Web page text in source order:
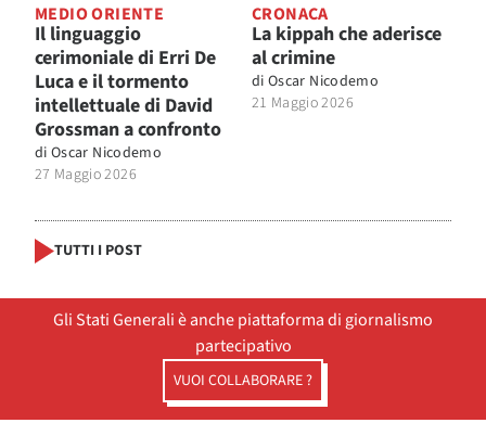
MEDIO ORIENTE
Il linguaggio
cerimoniale di Erri De
Luca e il tormento
intellettuale di David
Grossman a confronto
di Oscar Nicodemo
27 Maggio 2026
CRONACA
La kippah che aderisce
al crimine
di Oscar Nicodemo
21 Maggio 2026
TUTTI I POST
Gli Stati Generali è anche piattaforma di giornalismo
partecipativo
VUOI COLLABORARE ?